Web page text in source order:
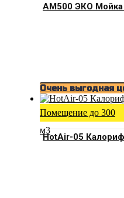
АМ500 ЭКО Мойка
Очень выгодная
Помещение до 300
м3
HotAir-05